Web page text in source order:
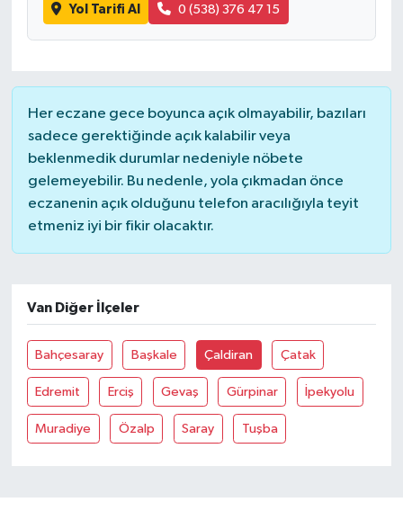
Yol Tarifi Al 0 (538) 376 47 15
Her eczane gece boyunca açık olmayabilir, bazıları
sadece gerektiğinde açık kalabilir veya
beklenmedik durumlar nedeniyle nöbete
gelemeyebilir. Bu nedenle, yola çıkmadan önce
eczanenin açık olduğunu telefon aracılığıyla teyit
etmeniz iyi bir fikir olacaktır.
Van Diğer İlçeler
Bahçesaray Başkale Çaldiran Çatak
Edremit Erciş Gevaş Gürpinar İpekyolu
Muradiye Özalp Saray Tuşba